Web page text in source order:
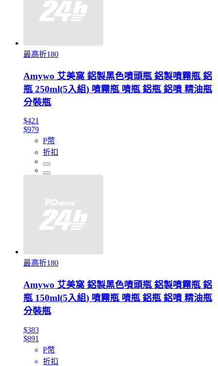
最高折180
Amywo 艾美窩 鋁製黑色噴頭瓶 鋁製噴霧瓶 鋁
瓶 250ml(5入組) 噴霧瓶 噴瓶 鋁瓶 鋁噴 精油瓶
分裝瓶
$421
$979
P幣
折扣
最高折180
Amywo 艾美窩 鋁製黑色噴頭瓶 鋁製噴霧瓶 鋁
瓶 150ml(5入組) 噴霧瓶 噴瓶 鋁瓶 鋁噴 精油瓶
分裝瓶
$383
$891
P幣
折扣